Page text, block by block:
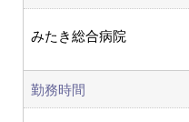
みたき総合病院
勤務時間